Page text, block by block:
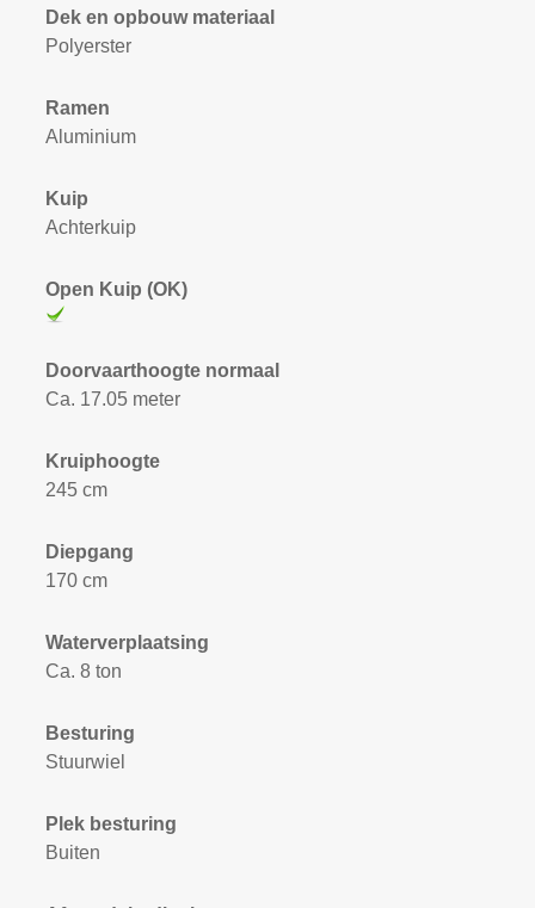
Dek en opbouw materiaal
Polyerster
Ramen
Aluminium
Kuip
Achterkuip
Open Kuip (OK)
Doorvaarthoogte normaal
Ca. 17.05 meter
Kruiphoogte
245 cm
Diepgang
170 cm
Waterverplaatsing
Ca. 8 ton
Besturing
Stuurwiel
Plek besturing
Buiten